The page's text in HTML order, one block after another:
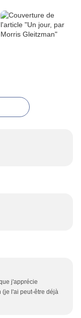
j'apprécie
(je l'ai peut-être déjà